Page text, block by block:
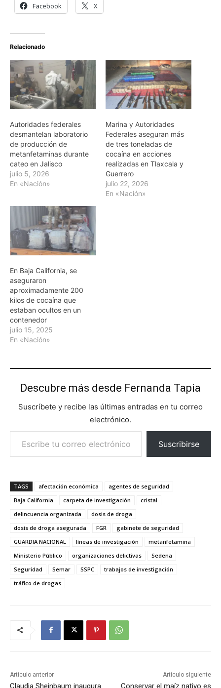
Facebook X
Relacionado
Autoridades federales
desmantelan laboratorio
de producción de
metanfetaminas durante
cateo en Jalisco
julio 5, 2026
En «Nación»
Marina y Autoridades
Federales aseguran más
de tres toneladas de
cocaína en acciones
realizadas en Tlaxcala y
Guerrero
julio 22, 2026
En «Nación»
En Baja California, se
aseguraron
aproximadamente 200
kilos de cocaína que
estaban ocultos en un
contenedor
julio 15, 2025
En «Nación»
Descubre más desde Fernanda Tapia
Suscríbete y recibe las últimas entradas en tu correo
electrónico.
Escribe tu correo electrónico…
Suscribirse
TAGS afectación económica
agentes de seguridad
Baja California
carpeta de investigación
cristal
delincuencia organizada
dosis de droga
dosis de droga asegurada
FGR
gabinete de seguridad
GUARDIA NACIONAL
líneas de investigación
metanfetamina
Ministerio Público
organizaciones delictivas
Sedena
Seguridad
Semar SSPC
trabajos de investigación
tráfico de drogas
Artículo anterior
Claudia Sheinbaum inaugura
Artículo siguiente
Conservar el maíz nativo es